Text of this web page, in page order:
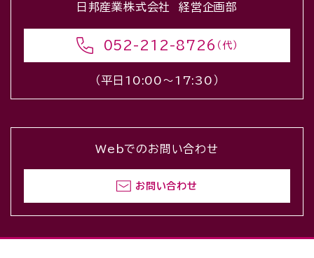
日邦産業株式会社 経営企画部
052-212-8726 （代）
（平日10:00〜17:30）
Webでのお問い合わせ
お問い合わせ